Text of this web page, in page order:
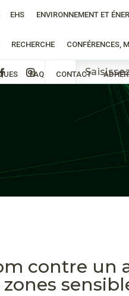
EHS ENVIRONNEMENT ET
RECHERCHE CONFÉRENCES,
FAQ CONTACT
contre un